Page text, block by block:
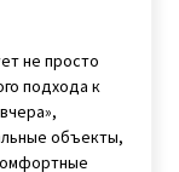
не просто
подхода к
объекты,